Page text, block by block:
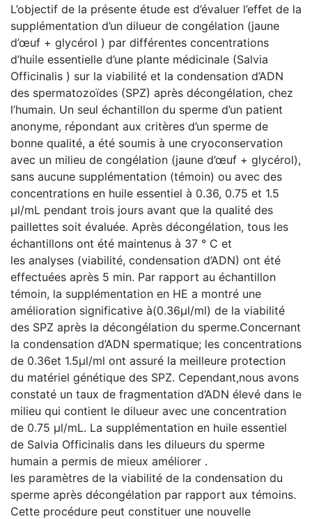
L’objectif de la présente étude est d’évaluer l’effet de la
supplémentation d’un dilueur de congélation (jaune
d’œuf + glycérol ) par différentes concentrations
d’huile essentielle d’une plante médicinale (Salvia
Officinalis ) sur la viabilité et la condensation d’ADN
des spermatozoïdes (SPZ) après décongélation, chez
l’humain. Un seul échantillon du sperme d’un patient
anonyme, répondant aux critères d’un sperme de
bonne qualité, a été soumis à une cryoconservation
avec un milieu de congélation (jaune d’œuf + glycérol),
sans aucune supplémentation (témoin) ou avec des
concentrations en huile essentiel à 0.36, 0.75 et 1.5
µl/mL pendant trois jours avant que la qualité des
paillettes soit évaluée. Après décongélation, tous les
échantillons ont été maintenus à 37 ° C et
les analyses (viabilité, condensation d’ADN) ont été
effectuées après 5 min. Par rapport au échantillon
témoin, la supplémentation en HE a montré une
amélioration significative à(0.36µl/ml) de la viabilité
des SPZ après la décongélation du sperme.Concernant
la condensation d’ADN spermatique; les concentrations
de 0.36et 1.5µl/ml ont assuré la meilleure protection
du matériel génétique des SPZ. Cependant,nous avons
constaté un taux de fragmentation d’ADN élevé dans le
milieu qui contient le dilueur avec une concentration
de 0.75 µl/mL. La supplémentation en huile essentiel
de Salvia Officinalis dans les dilueurs du sperme
humain a permis de mieux améliorer .
les paramètres de la viabilité de la condensation du
sperme après décongélation par rapport aux témoins.
Cette procédure peut constituer une nouvelle